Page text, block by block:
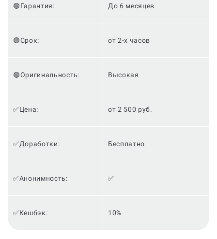
🟢Гарантия: До 6 месяцев
🟢Срок: от 2-х часов
🟢Оригинальность: Высокая
✅Цена: от 2 500 руб.
✅Доработки: Бесплатно
✅Анонимность: ✅
✅Кешбэк: 10%